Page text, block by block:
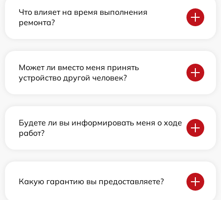
Что влияет на время выполнения
ремонта?
Может ли вместо меня принять
устройство другой человек?
Будете ли вы информировать меня о ходе
работ?
Какую гарантию вы предоставляете?